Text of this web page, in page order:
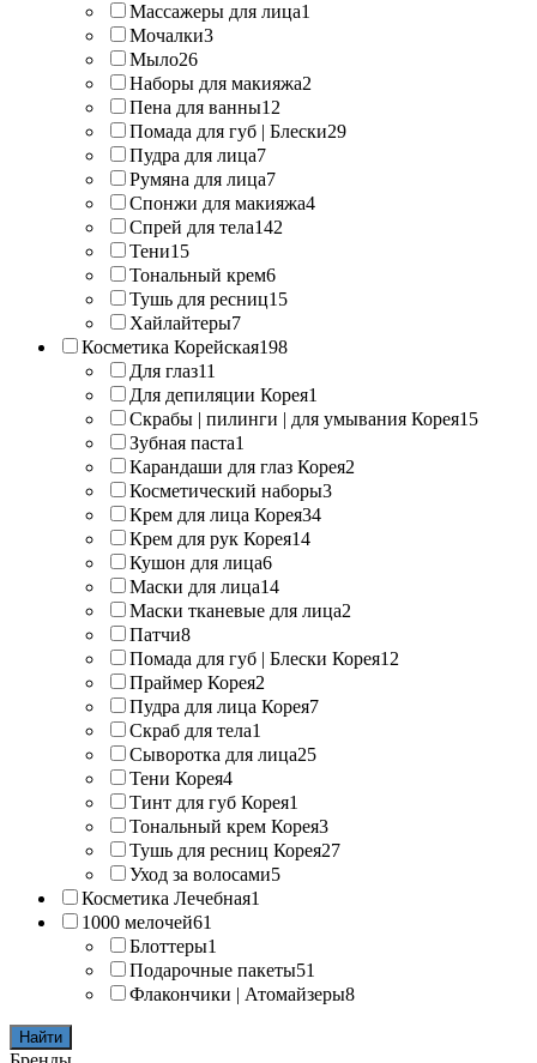
Массажеры для лица1
Мочалки3
Мыло26
Наборы для макияжа2
Пена для ванны12
Помада для губ | Блески29
Пудра для лица7
Румяна для лица7
Спонжи для макияжа4
Спрей для тела142
Тени15
Тональный крем6
Тушь для ресниц15
Хайлайтеры7
Косметика Корейская198
Для глаз11
Для депиляции Корея1
Скрабы | пилинги | для умывания Корея15
Зубная паста1
Карандаши для глаз Корея2
Косметический наборы3
Крем для лица Корея34
Крем для рук Корея14
Кушон для лица6
Маски для лица14
Маски тканевые для лица2
Патчи8
Помада для губ | Блески Корея12
Праймер Корея2
Пудра для лица Корея7
Скраб для тела1
Сыворотка для лица25
Тени Корея4
Тинт для губ Корея1
Тональный крем Корея3
Тушь для ресниц Корея27
Уход за волосами5
Косметика Лечебная1
1000 мелочей61
Блоттеры1
Подарочные пакеты51
Флакончики | Атомайзеры8
Найти